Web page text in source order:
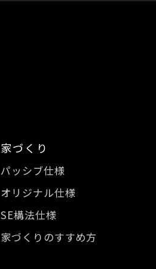
家づくり
パッシブ仕様
オリジナル仕様
SE構法仕様
家づくりのすすめ方